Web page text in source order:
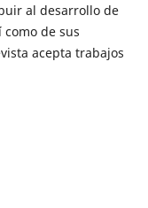
al desarrollo de
de sus
acepta trabajos